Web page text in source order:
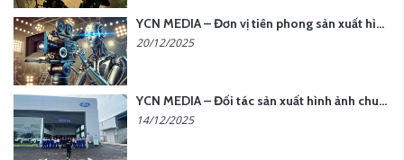
YCN MEDIA – Đơn vị tiên phong sản xuất hình ảnh & âm thanh bằng AI tại Hà Nội
20/12/2025
YCN MEDIA – Đối tác sản xuất hình ảnh chuyên nghiệp cho doanh nghiệp tại Hà Nội
14/12/2025